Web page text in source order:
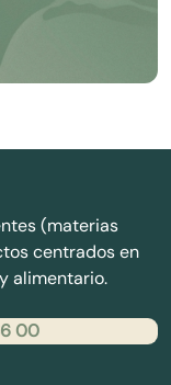
(materias
centrados en
alimentario.
00